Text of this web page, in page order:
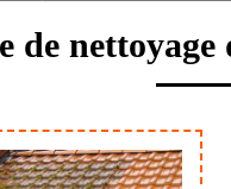
de nettoyage